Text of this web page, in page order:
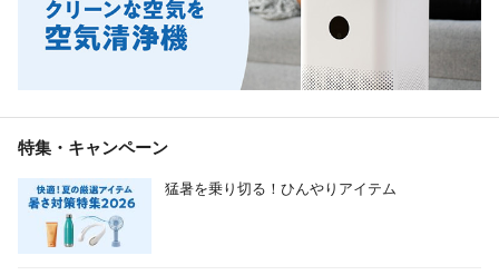
特集・キャンペーン
猛暑を乗り切る！ひんやりアイテム